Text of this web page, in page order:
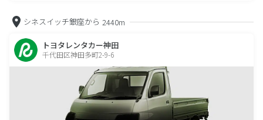
シネスイッチ銀座から 2440m
トヨタレンタカー神田
千代田区神田多町2-9-6